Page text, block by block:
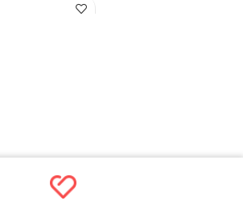
Model number：For Samsung